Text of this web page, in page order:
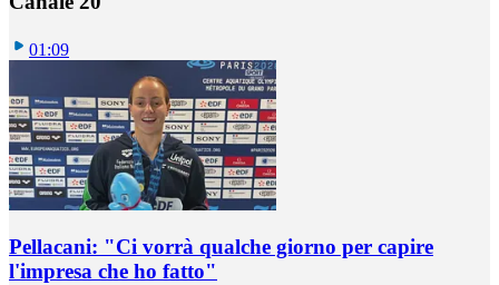
01:09
Pellacani: "Ci vorrà qualche giorno per capire
l'impresa che ho fatto"